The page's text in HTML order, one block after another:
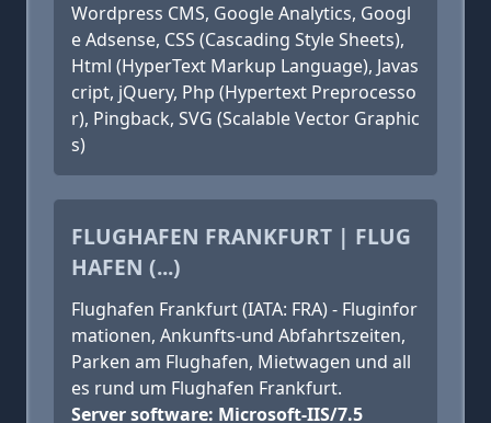
Wordpress CMS, Google Analytics, Googl
e Adsense, CSS (Cascading Style Sheets),
Html (HyperText Markup Language), Javas
cript, jQuery, Php (Hypertext Preprocesso
r), Pingback, SVG (Scalable Vector Graphic
s)
FLUGHAFEN FRANKFURT | FLUG
HAFEN (...)
Flughafen Frankfurt (IATA: FRA) - Fluginfor
mationen, Ankunfts-und Abfahrtszeiten,
Parken am Flughafen, Mietwagen und all
es rund um Flughafen Frankfurt.
Server software: Microsoft-IIS/7.5